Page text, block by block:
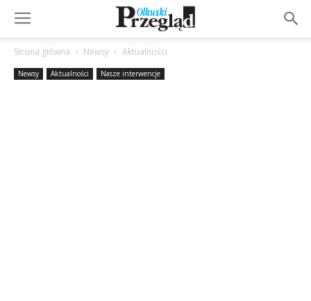
Strona główna Newsy Aktualności
Newsy Aktualności Nasze interwencje